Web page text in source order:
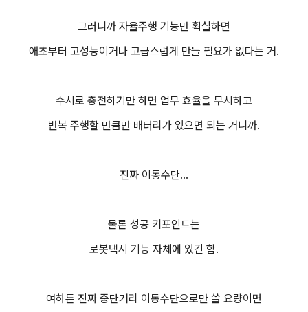
그러니까 자율주행 기능만 확실하면
애초부터 고성능이거나 고급스럽게 만들 필요가 없다는 거.
수시로 충전하기만 하면 업무 효율을 무시하고
반복 주행할 만큼만 배터리가 있으면 되는 거니까.
진짜 이동수단...
물론 성공 키포인트는
로봇택시 기능 자체에 있긴 함.
여하튼 진짜 중단거리 이동수단으로만 쓸 요량이면